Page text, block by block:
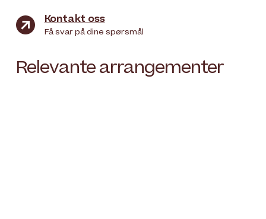
 Kontakt oss
Få svar på dine spørsmål
Relevante arrangementer